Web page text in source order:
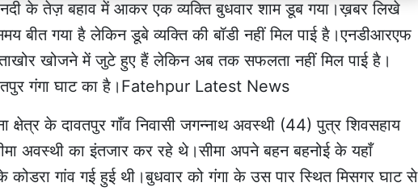
नदी के तेज़ बहाव में आकर एक व्यक्ति बुधवार शाम डूब गया।ख़बर लिखे
बीत गया है लेकिन डूबे व्यक्ति की बॉडी नहीं मिल पाई है।एनडीआरएफ
खोजने में जुटे हुए हैं लेकिन अब तक सफलता नहीं मिल पाई है।
गंगा घाट का है।Fatehpur Latest News
क्षेत्र के दावतपुर गाँव निवासी जगन्नाथ अवस्थी (44) पुत्र शिवसहाय
अवस्थी का इंतजार कर रहे थे।सीमा अपने बहन बहनोई के यहाँ
कोडरा गांव गई हुई थी।बुधवार को गंगा के उस पार स्थित मिसगर घाट से